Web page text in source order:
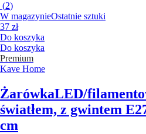
(2)
W magazynieOstatnie sztuki
37 zł
Do koszyka
Do koszyka
Premium
Kave Home
ŻarówkaLED/
światłem, z gwintem
cm